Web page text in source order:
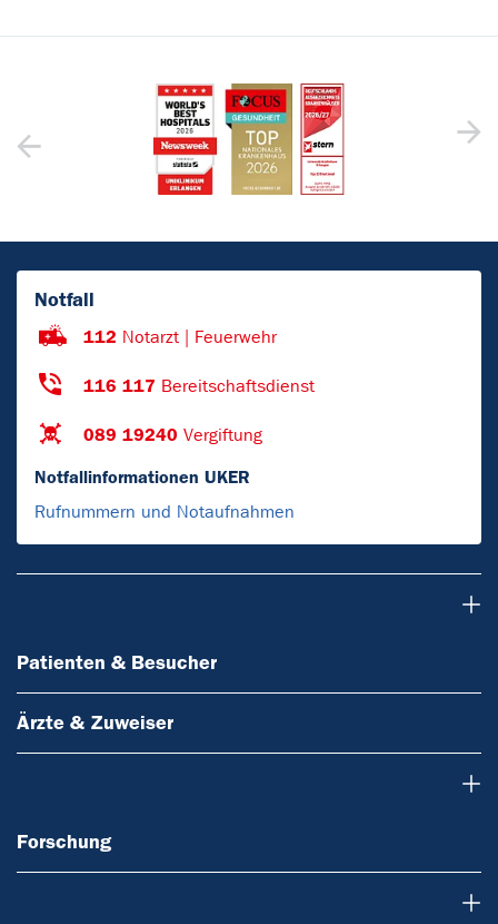
Notfall
112 Notarzt | Feuerwehr
116 117 Bereitschaftsdienst
089 19240 Vergiftung
Notfallinformationen UKER
Rufnummern und Notaufnahmen
Patienten & Besucher
Ärzte & Zuweiser
Forschung